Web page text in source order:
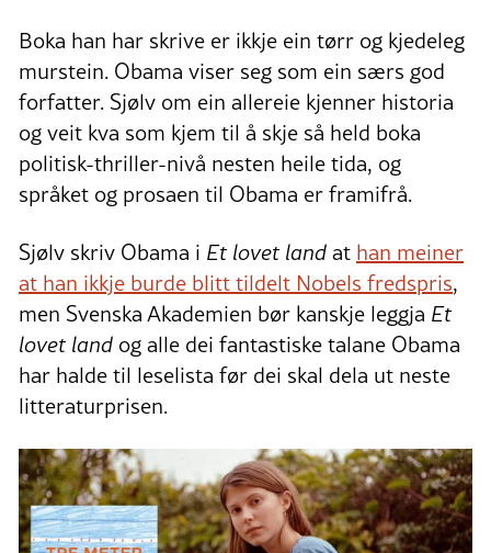
Boka han har skrive er ikkje ein tørr og kjedeleg
murstein. Obama viser seg som ein særs god
forfatter. Sjølv om ein allereie kjenner historia
og veit kva som kjem til å skje så held boka
politisk-thriller-nivå nesten heile tida, og
språket og prosaen til Obama er framifrå.
Sjølv skriv Obama i Et lovet landat han meiner
at han ikkje burde blitt tildelt Nobels fredspris,
men Svenska Akademien bør kanskje leggja Et
lovet land og alle dei fantastiske talane Obama
har halde til leselista før dei skal dela ut neste
litteraturprisen.